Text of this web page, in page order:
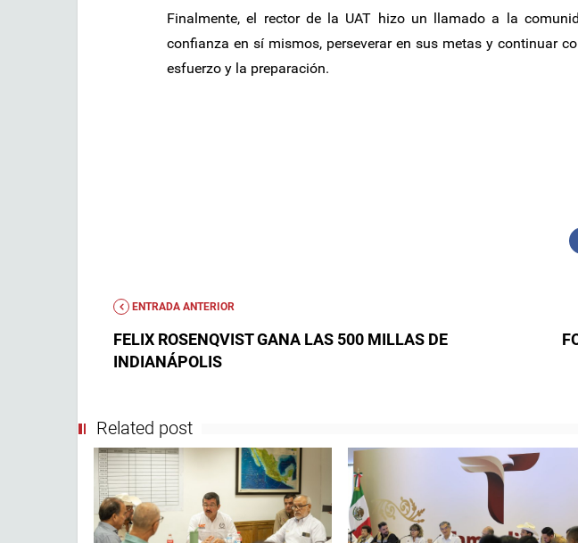
Finalmente, el rector de la UAT hizo un llamado a la
confianza en sí mismos, perseverar en sus metas y continuar
esfuerzo y la preparación.
ENTRADA ANTERIOR
FELIX ROSENQVIST GANA LAS 500 MILLAS DE
INDIANÁPOLIS
Related post